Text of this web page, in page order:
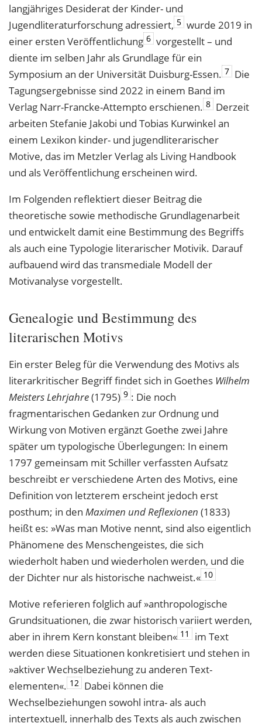
langjähriges Desiderat der Kinder- und
Jugendliteraturforschung adressiert, 5 wurde 2019 in
einer ersten Veröffentlichung 6 vorgestellt – und
diente im selben Jahr als Grundlage für ein
Symposium an der Universität Duisburg-Essen. 7 Die
Tagungsergebnisse sind 2022 in einem Band im
Verlag Narr-Francke-Attempto erschienen. 8 Derzeit
arbeiten Stefanie Jakobi und Tobias Kurwinkel an
einem Lexikon kinder- und jugendliterarischer
Motive, das im Metzler Verlag als Living Handbook
und als Veröffentlichung erscheinen wird.
Im Folgenden reflektiert dieser Beitrag die
theoretische sowie methodische Grundlagenarbeit
und entwickelt damit eine Bestimmung des Begriffs
als auch eine Typologie literarischer Motivik. Darauf
aufbauend wird das transmediale Modell der
Motivanalyse vorgestellt.
Genealogie und Bestimmung des
literarischen Motivs
Ein erster Beleg für die Verwendung des Motivs als
literarkritischer Begriff findet sich in Goethes Wilhelm
Meisters Lehrjahre(1795) 9 : Die noch
fragmentarischen Gedanken zur Ordnung und
Wirkung von Motiven ergänzt Goethe zwei Jahre
später um typologische Überlegungen: In einem
1797 gemeinsam mit Schiller verfassten Aufsatz
beschreibt er verschiedene Arten des Motivs, eine
Definition von letzterem erscheint jedoch erst
posthum; in den Maximen und Reflexionen (1833)
heißt es: »Was man Motive nennt, sind also eigentlich
Phänomene des Menschengeistes, die sich
wiederholt haben und wiederholen werden, und die
der Dichter nur als historische nachweist.« 10
Motive referieren folglich auf »anthropologische
Grundsituationen, die zwar histo­risch variiert werden,
aber in ihrem Kern konstant bleiben« 11
im Text
werden diese Situationen konkretisiert und stehen in
»aktiver Wechselbeziehung zu anderen Text­
elementen«. 12 Dabei können die
Wechselbeziehungen sowohl intra- als auch
intertextuell, innerhalb des Texts als auch zwischen